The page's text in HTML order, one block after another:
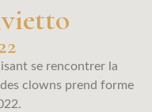
se rencontrer la
clowns prend forme